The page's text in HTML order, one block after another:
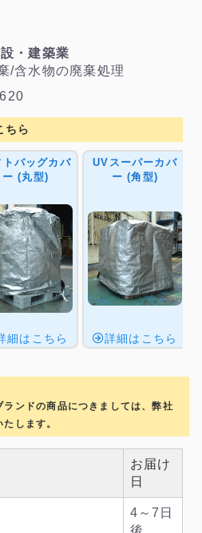
・建築業
/含水物の廃棄処理
ちら
トバッグカバ
ー (丸型)
細はこちら
UVスーパーカバ
ー (角型)
詳細はこちら
ンドの商品につきましては、弊社
します。
お届け
日
4～7日
後